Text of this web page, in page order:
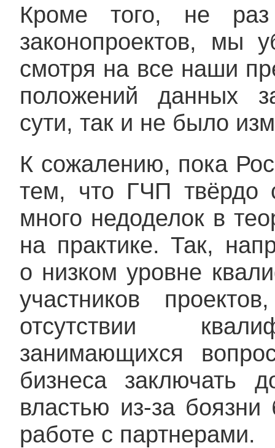
Кроме того, не раз
законопроектов, мы
смотря на все наши
положений данных
сути, так и не было
К сожалению, пока
тем, что ГЧП твёрдо
много недоделок в
на практике. Так,
о низком уровне
участников
отсутствии
занимающихся
бизнеса заключать
властью из-за
работе с партнерами.